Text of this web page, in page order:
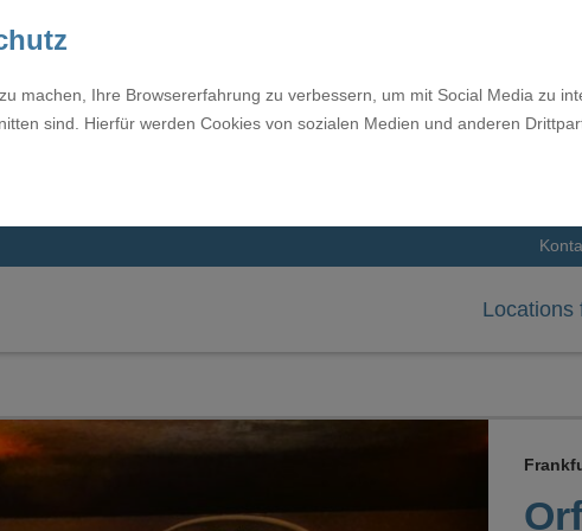
machen, Ihre Browsererfahrung zu verbessern, um mit Social Media zu
sind. Hierfür werden Cookies von sozialen Medien und anderen
Locations